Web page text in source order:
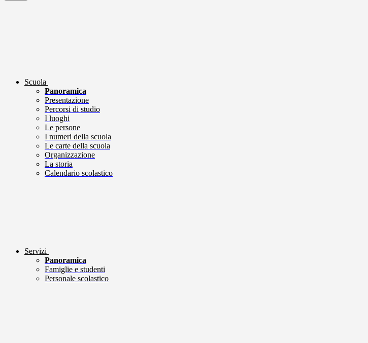
Scuola
Panoramica
Presentazione
Percorsi di studio
I luoghi
Le persone
I numeri della scuola
Le carte della scuola
Organizzazione
La storia
Calendario scolastico
Servizi
Panoramica
Famiglie e studenti
Personale scolastico